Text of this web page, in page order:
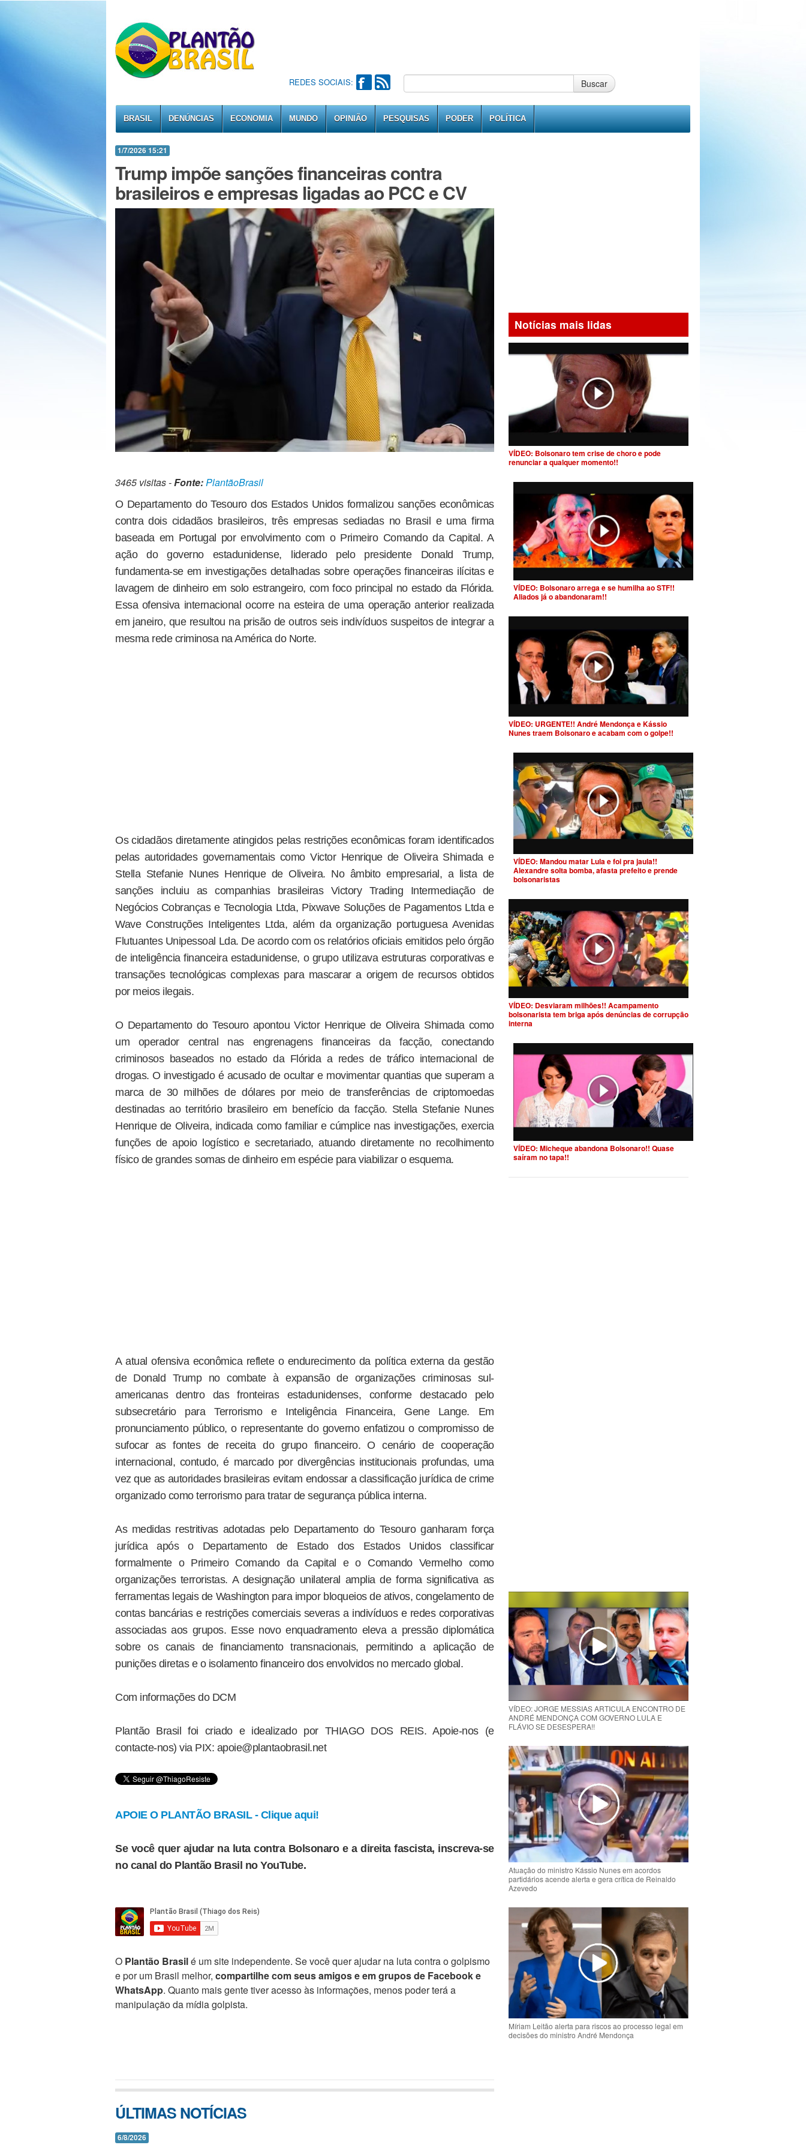
REDES SOCIAIS: Buscar
BRASIL DENÚNCIAS ECONOMIA MUNDO OPINIÃO PESQUISAS PODER POLÍTICA
1/7/2026 15:21
Trump impõe sanções financeiras contra
brasileiros e empresas ligadas ao PCC e CV
3465 visitas -Fonte:PlantãoBrasil
O Departamento do Tesouro dos Estados Unidos formalizou sanções econômicas
contra dois cidadãos brasileiros, três empresas sediadas no Brasil e uma firma
baseada em Portugal por envolvimento com o Primeiro Comando da Capital. A
ação do governo estadunidense, liderado pelo presidente Donald Trump,
fundamenta-se em investigações detalhadas sobre operações financeiras ilícitas e
lavagem de dinheiro em solo estrangeiro, com foco principal no estado da Flórida.
Essa ofensiva internacional ocorre na esteira de uma operação anterior realizada
em janeiro, que resultou na prisão de outros seis indivíduos suspeitos de integrar a
mesma rede criminosa na América do Norte.
Os cidadãos diretamente atingidos pelas restrições econômicas foram identificados
pelas autoridades governamentais como Victor Henrique de Oliveira Shimada e
Stella Stefanie Nunes Henrique de Oliveira. No âmbito empresarial, a lista de
sanções incluiu as companhias brasileiras Victory Trading Intermediação de
Negócios Cobranças e Tecnologia Ltda, Pixwave Soluções de Pagamentos Ltda e
Wave Construções Inteligentes Ltda, além da organização portuguesa Avenidas
Flutuantes Unipessoal Lda. De acordo com os relatórios oficiais emitidos pelo órgão
de inteligência financeira estadunidense, o grupo utilizava estruturas corporativas e
transações tecnológicas complexas para mascarar a origem de recursos obtidos
por meios ilegais.
O Departamento do Tesouro apontou Victor Henrique de Oliveira Shimada como
um operador central nas engrenagens financeiras da facção, conectando
criminosos baseados no estado da Flórida a redes de tráfico internacional de
drogas. O investigado é acusado de ocultar e movimentar quantias que superam a
marca de 30 milhões de dólares por meio de transferências de criptomoedas
destinadas ao território brasileiro em benefício da facção. Stella Stefanie Nunes
Henrique de Oliveira, indicada como familiar e cúmplice nas investigações, exercia
funções de apoio logístico e secretariado, atuando diretamente no recolhimento
físico de grandes somas de dinheiro em espécie para viabilizar o esquema.
A atual ofensiva econômica reflete o endurecimento da política externa da gestão
de Donald Trump no combate à expansão de organizações criminosas sul-
americanas dentro das fronteiras estadunidenses, conforme destacado pelo
subsecretário para Terrorismo e Inteligência Financeira, Gene Lange. Em
pronunciamento público, o representante do governo enfatizou o compromisso de
sufocar as fontes de receita do grupo financeiro. O cenário de cooperação
internacional, contudo, é marcado por divergências institucionais profundas, uma
vez que as autoridades brasileiras evitam endossar a classificação jurídica de crime
organizado como terrorismo para tratar de segurança pública interna.
As medidas restritivas adotadas pelo Departamento do Tesouro ganharam força
jurídica após o Departamento de Estado dos Estados Unidos classificar
formalmente o Primeiro Comando da Capital e o Comando Vermelho como
organizações terroristas. A designação unilateral amplia de forma significativa as
ferramentas legais de Washington para impor bloqueios de ativos, congelamento de
contas bancárias e restrições comerciais severas a indivíduos e redes corporativas
associadas aos grupos. Esse novo enquadramento eleva a pressão diplomática
sobre os canais de financiamento transnacionais, permitindo a aplicação de
punições diretas e o isolamento financeiro dos envolvidos no mercado global.
Com informações do DCM
Plantão Brasil foi criado e idealizado por THIAGO DOS REIS. Apoie-nos (e
contacte-nos) via PIX: apoie@plantaobrasil.net
APOIE O PLANTÃO BRASIL - Clique aqui!
Se você quer ajudar na luta contra Bolsonaro e a direita fascista, inscreva-se
no canal do Plantão Brasil no YouTube.
O Plantão Brasilé um site independente. Se você quer ajudar na luta contra o golpismo
e por um Brasil melhor, compartilhe com seus amigos e em grupos de Facebook e
WhatsApp. Quanto mais gente tiver acesso às informações, menos poder terá a
manipulação da mídia golpista.
ÚLTIMAS NOTÍCIAS
6/8/2026
Notícias mais lidas
VÍDEO: Bolsonaro tem crise de choro e pode
renunciar a qualquer momento!!
VÍDEO: Bolsonaro arrega e se humilha ao STF!!
Aliados já o abandonaram!!
VÍDEO: URGENTE!! André Mendonça e Kássio
Nunes traem Bolsonaro e acabam com o golpe!!
VÍDEO: Mandou matar Lula e foi pra jaula!!
Alexandre solta bomba, afasta prefeito e prende
bolsonaristas
VÍDEO: Desviaram milhões!! Acampamento
bolsonarista tem briga após denúncias de corrupção
interna
VÍDEO: Micheque abandona Bolsonaro!! Quase
saíram no tapa!!
VÍDEO: JORGE MESSIAS ARTICULA ENCONTRO DE
ANDRÉ MENDONÇA COM GOVERNO LULA E
FLÁVIO SE DESESPERA!!
Atuação do ministro Kássio Nunes em acordos
partidários acende alerta e gera crítica de Reinaldo
Azevedo
Míriam Leitão alerta para riscos ao processo legal em
decisões do ministro André Mendonça